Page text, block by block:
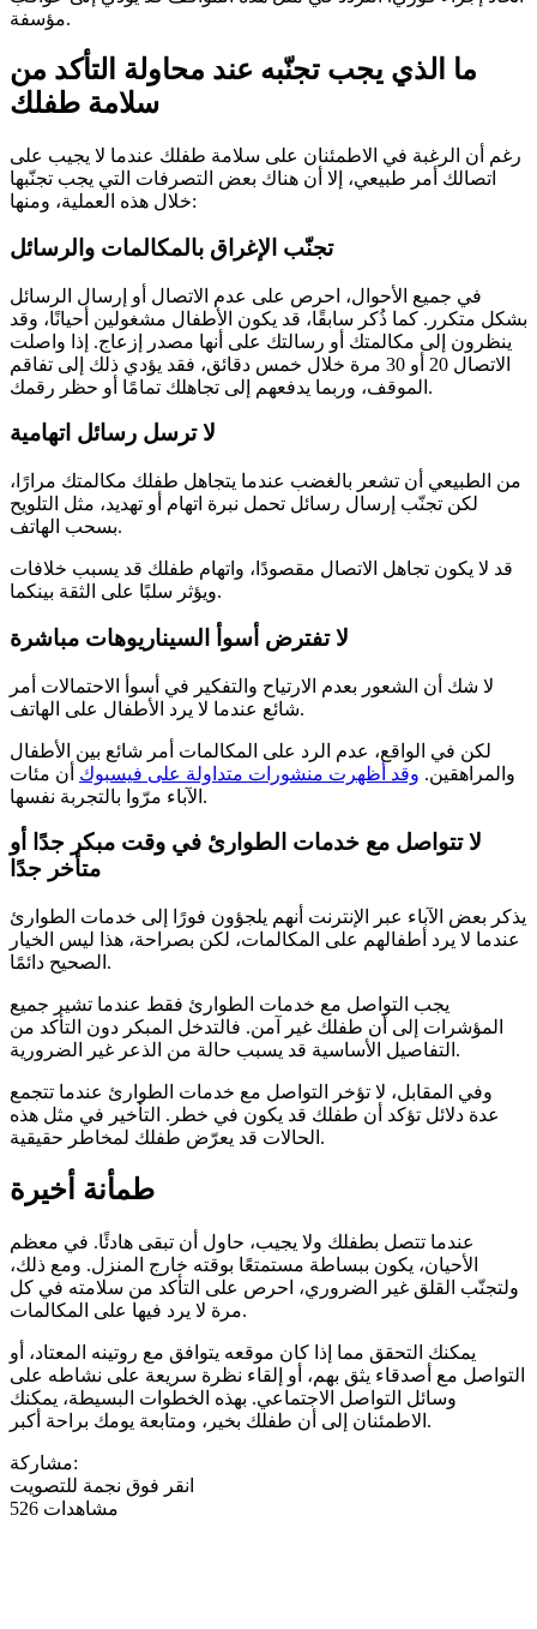
مؤسفة.
ما الذي يجب تجنّبه عند محاولة التأكد من
سلامة طفلك
رغم أن الرغبة في الاطمئنان على سلامة طفلك عندما لا يجيب على
اتصالك أمر طبيعي، إلا أن هناك بعض التصرفات التي يجب تجنّبها
خلال هذه العملية، ومنها:
تجنّب الإغراق بالمكالمات والرسائل
في جميع الأحوال، احرص على عدم الاتصال أو إرسال الرسائل
بشكل متكرر. كما ذُكر سابقًا، قد يكون الأطفال مشغولين أحيانًا، وقد
ينظرون إلى مكالمتك أو رسالتك على أنها مصدر إزعاج. إذا واصلت
الاتصال 20 أو 30 مرة خلال خمس دقائق، فقد يؤدي ذلك إلى تفاقم
الموقف، وربما يدفعهم إلى تجاهلك تمامًا أو حظر رقمك.
لا ترسل رسائل اتهامية
من الطبيعي أن تشعر بالغضب عندما يتجاهل طفلك مكالمتك مرارًا،
لكن تجنّب إرسال رسائل تحمل نبرة اتهام أو تهديد، مثل التلويح
بسحب الهاتف.
قد لا يكون تجاهل الاتصال مقصودًا، واتهام طفلك قد يسبب خلافات
ويؤثر سلبًا على الثقة بينكما.
لا تفترض أسوأ السيناريوهات مباشرة
لا شك أن الشعور بعدم الارتياح والتفكير في أسوأ الاحتمالات أمر
شائع عندما لا يرد الأطفال على الهاتف.
لكن في الواقع، عدم الرد على المكالمات أمر شائع بين الأطفال
والمراهقين. وقد أظهرت منشورات متداولة على فيسبوك أن مئات
الآباء مرّوا بالتجربة نفسها.
لا تتواصل مع خدمات الطوارئ في وقت مبكر جدًا أو
متأخر جدًا
يذكر بعض الآباء عبر الإنترنت أنهم يلجؤون فورًا إلى خدمات الطوارئ
عندما لا يرد أطفالهم على المكالمات، لكن بصراحة، هذا ليس الخيار
الصحيح دائمًا.
يجب التواصل مع خدمات الطوارئ فقط عندما تشير جميع
المؤشرات إلى أن طفلك غير آمن. فالتدخل المبكر دون التأكد من
التفاصيل الأساسية قد يسبب حالة من الذعر غير الضرورية.
وفي المقابل، لا تؤخر التواصل مع خدمات الطوارئ عندما تتجمع
عدة دلائل تؤكد أن طفلك قد يكون في خطر. التأخير في مثل هذه
الحالات قد يعرّض طفلك لمخاطر حقيقية.
طمأنة أخيرة
عندما تتصل بطفلك ولا يجيب، حاول أن تبقى هادئًا. في معظم
الأحيان، يكون ببساطة مستمتعًا بوقته خارج المنزل. ومع ذلك،
ولتجنّب القلق غير الضروري، احرص على التأكد من سلامته في كل
مرة لا يرد فيها على المكالمات.
يمكنك التحقق مما إذا كان موقعه يتوافق مع روتينه المعتاد، أو
التواصل مع أصدقاء يثق بهم، أو إلقاء نظرة سريعة على نشاطه على
وسائل التواصل الاجتماعي. بهذه الخطوات البسيطة، يمكنك
الاطمئنان إلى أن طفلك بخير، ومتابعة يومك براحة أكبر.
مشاركة:
انقر فوق نجمة للتصويت
526 مشاهدات